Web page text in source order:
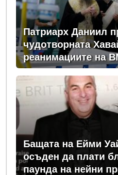
Патриарх Даниил
чудотворната
реанимациите на
Бащата на Ейми
осъден да плати
паунда на нейни